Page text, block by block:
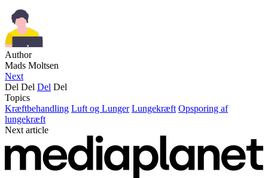
Author
Mads Moltsen
Next
Del Del Del Del
Topics
Kræftbehandling Luft og Lunger Lungekræft Opsporing af
lungekræft
Next article